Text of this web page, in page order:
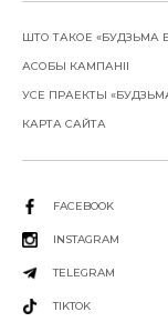
ШТО ТАКОЕ «БУДЗЬМА
АСОБЫ КАМПАНІІ
УСЕ ПРАЕКТЫ
КАРТА САЙТА
FACEBOOK
INSTAGRAM
TELEGRAM
TIKTOK